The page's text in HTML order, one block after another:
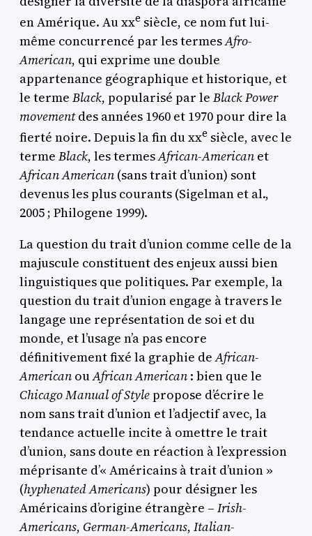
en Amérique. Auxxe siècle, ce nom fut lui-
même concurrencé par les termesAfro-
American, qui exprime une double
appartenance géographique et historique, et
le terme Black, popularisé par le Black Power
movementdes années 1960 et 1970 pour dire la
fierté noire. Depuis la fin duxxe siècle, avec le
terme Black, les termesAfrican-American et
African American (sans trait d’union) sont
devenus les plus courants (Sigelman et al.,
2005 ; Philogene 1999).
La question du trait d’union comme celle de la
majuscule constituent des enjeux aussi bien
linguistiques que politiques. Par exemple, la
question du trait d’union engage à travers le
langage une représentation de soi et du
monde, et l’usage n’a pas encore
définitivement fixé la graphie deAfrican-
American ouAfrican American : bien que le
Chicago Manual of Stylepropose d’écrire le
nom sans trait d’union et l’adjectif avec, la
tendance actuelle incite à omettre le trait
d’union, sans doute en réaction à l’expression
méprisante d’« Américains à trait d’union »
(hyphenated Americans) pour désigner les
Américains d’origine étrangère – Irish-
Americans, German-Americans, Italian-